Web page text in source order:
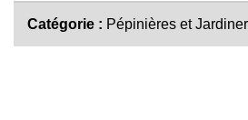
Catégorie : Pépinières et